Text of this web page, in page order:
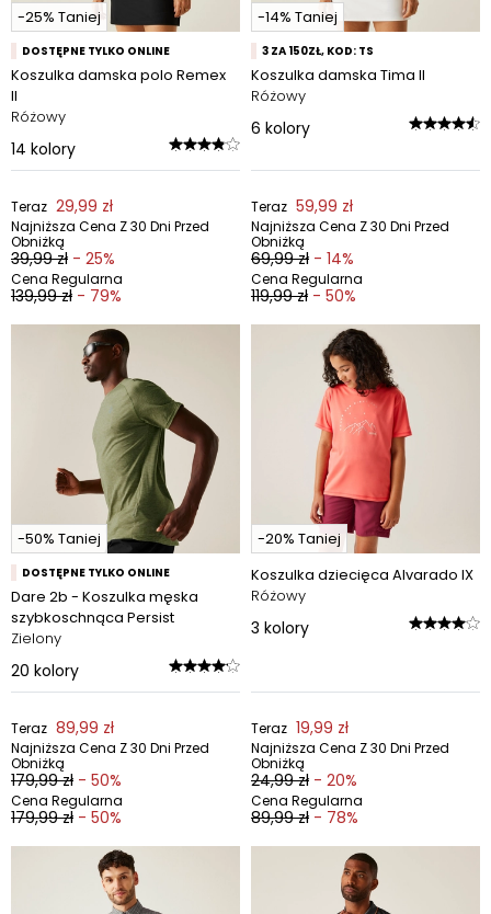
-25% Taniej
DOSTĘPNE TYLKO ONLINE
Koszulka damska polo Remex
II
Różowy
14 kolory
Teraz 29,99 zł
Najniższa Cena Z 30 Dni Przed
Obniżką
39,99 zł - 25%
Cena Regularna
139,99 zł - 79%
-14% Taniej
3 ZA 150ZŁ, KOD: TS
Koszulka damska Tima II
Różowy
6 kolory
Teraz 59,99 zł
Najniższa Cena Z 30 Dni Przed
Obniżką
69,99 zł - 14%
Cena Regularna
119,99 zł - 50%
-50% Taniej
DOSTĘPNE TYLKO ONLINE
Dare 2b - Koszulka męska
szybkoschnąca Persist
Zielony
20 kolory
Teraz 89,99 zł
Najniższa Cena Z 30 Dni Przed
Obniżką
179,99 zł - 50%
Cena Regularna
179,99 zł - 50%
-20% Taniej
Koszulka dziecięca Alvarado IX
Różowy
3 kolory
Teraz 19,99 zł
Najniższa Cena Z 30 Dni Przed
Obniżką
24,99 zł - 20%
Cena Regularna
89,99 zł - 78%